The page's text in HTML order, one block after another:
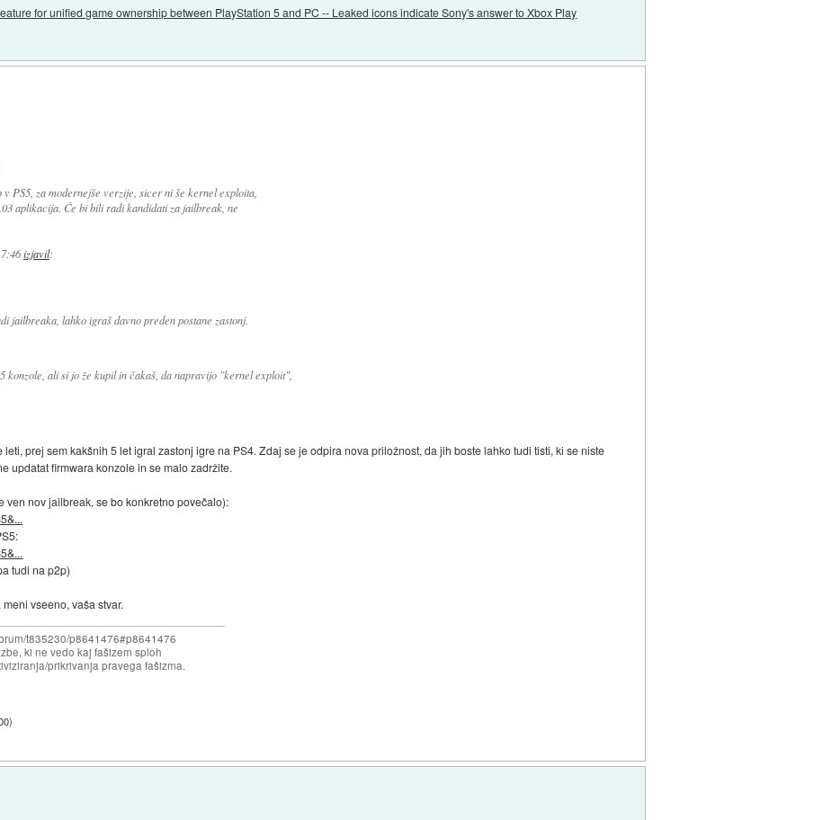
for unified game ownership between PlayStation 5 and PC -- Leaked icons indicate Sony's answer to Xbox Play
v PS5, za modernejše verzije, sicer ni še kernel exploita,
aplikacija. Če bi bili radi kandidati za jailbreak, ne
izjavil:
jailbreaka, lahko igraš davno preden postane zastonj.
konzole, ali si jo že kupil in čakaš, da napravijo "kernel exploit",
prej sem kakšnih 5 let igral zastonj igre na PS4. Zdaj se je odpira nova priložnost, da jih boste lahko tudi tisti, ki se niste
updatat firmwara konzole in se malo zadržite.
ven nov jailbreak, se bo konkretno povečalo):
tudi na p2p)
vseeno, vaša stvar.
t835230/p8641476#p8641476
ki ne vedo kaj fašizem sploh
prikrivanja pravega fašizma.
)